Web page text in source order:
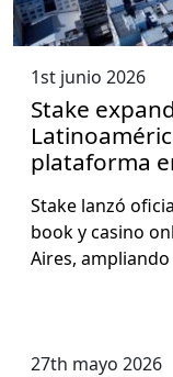
1st junio 2026
Stake
plataforma
Stake lanzó
book y casi­no
Aires,
27th mayo 2026